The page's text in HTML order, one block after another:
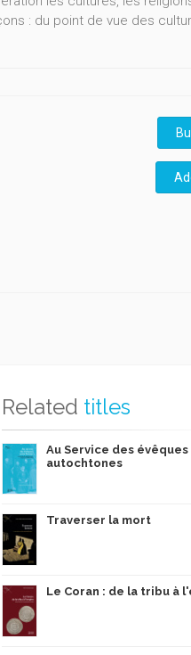
: du point de vue des
Related titles
Au Service des évêques
autochtones
Traverser la mort
Le Coran : de la tribu à